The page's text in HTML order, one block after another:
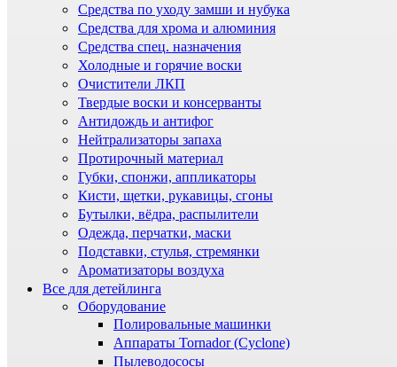
Средства по уходу замши и нубука
Средства для хрома и алюминия
Средства спец. назначения
Холодные и горячие воски
Очистители ЛКП
Твердые воски и консерванты
Антидождь и антифог
Нейтрализаторы запаха
Протирочный материал
Губки, спонжи, аппликаторы
Кисти, щетки, рукавицы, сгоны
Бутылки, вёдра, распылители
Одежда, перчатки, маски
Подставки, стулья, стремянки
Ароматизаторы воздуха
Все для детейлинга
Оборудование
Полировальные машинки
Аппараты Tornador (Cyclone)
Пылеводососы